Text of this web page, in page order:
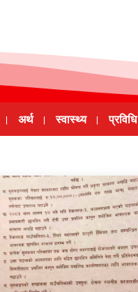
अर्थ स्वास्थ्य प्रविधि